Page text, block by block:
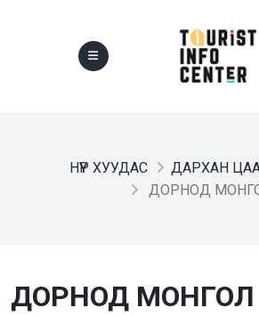
НҮҮР ХУУДАС
ДАРХАН
ДОРНОД
ДОРНОД МОНГОЛ